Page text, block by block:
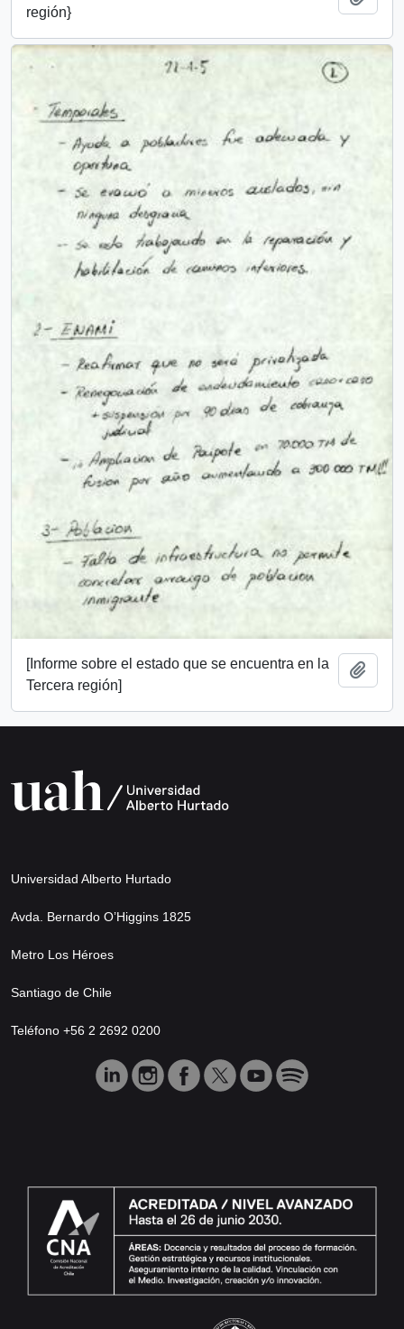
región}
[Informe sobre el estado que se encuentra en la
Tercera región]
Universidad Alberto Hurtado
Avda. Bernardo O’Higgins 1825
Metro Los Héroes
Santiago de Chile
Teléfono +56 2 2692 0200